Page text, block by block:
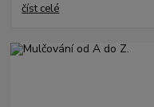
číst celé